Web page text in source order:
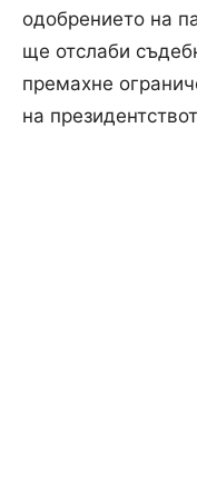
одобрението на
ще отслаби
премахне
на